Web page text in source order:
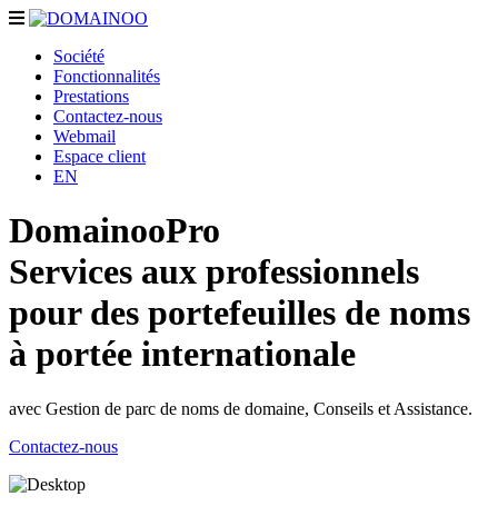
Toggle
Société
Fonctionnalités
Prestations
Contactez-nous
Webmail
Espace client
EN
DomainooPro
Services aux professionnels
pour des portefeuilles de noms
à portée internationale
avec Gestion de parc de noms de domaine, Conseils et Assistance.
Contactez-nous